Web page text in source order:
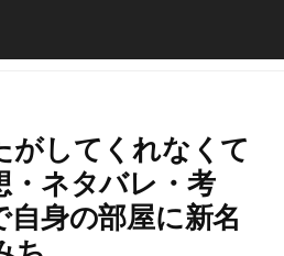
がしてくれなくて
・ネタバレ・考
自身の部屋に新名